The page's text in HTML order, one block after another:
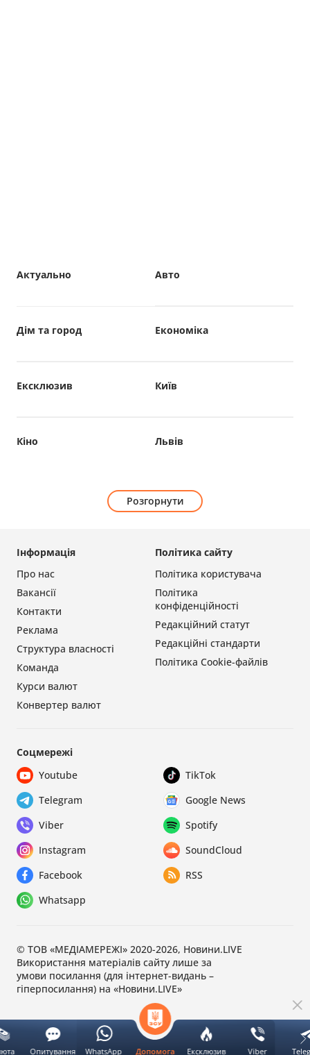
Допомога Ексклюзив Viber
Опитування WhatsApp
Авто
Актуально
Дім та город Економіка
Ексклюзив Київ
Кіно Львів
Розгорнути
Політика сайту
Політика користувача
Політика
конфіденційності
Редакційний статут
Редакційні стандарти
Політика Cookie-файлів
Інформація
Про нас
Вакансії
Контакти
Реклама
Структура власності
Команда
Курси валют
Конвертер валют
Соцмережі
Youtube
TikTok
Telegram
Google News
Viber
Spotify
Instagram
SoundCloud
Facebook
RSS
Whatsapp
© ТОВ «МЕДІАМЕРЕЖІ» 2020-2026, Новини.LIVE
Використання матеріалів сайту лише за
умови посилання (для інтернет-видань –
гіперпосилання) на «Новини.LIVE»